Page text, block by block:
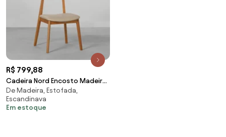
R$ 799,88
Cadeira Nord Encosto Madeira
Assento PU - Bege
De Madeira, Estofada,
Escandinava
Em estoque